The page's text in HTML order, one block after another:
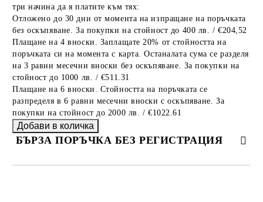
три начина да я платите към тях:
Отложено до 30 дни от момента на изпращане на поръчката
без оскъпяване. За покупки на стойност до 400 лв. / €204,52
Плащане на 4 вноски. Заплащате 20% от стойността на
поръчката си на момента с карта. Останалата сума се разделя
на 3 равни месечни вноски без оскъпяване. За покупки на
стойност до 1000 лв. / €511.31
Плащане на 6 вноски. Стойността на поръчката се
разпределя в 6 равни месечни вноски с оскъпяване. За
покупки на стойност до 2000 лв. / €1022.61
БЪРЗА ПОРЪЧКА БЕЗ РЕГИСТРАЦИЯ